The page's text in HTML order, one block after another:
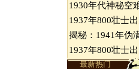
1930年代神秘空
1937年800壮士
揭秘：1941年伪
1937年800壮士
最新热门